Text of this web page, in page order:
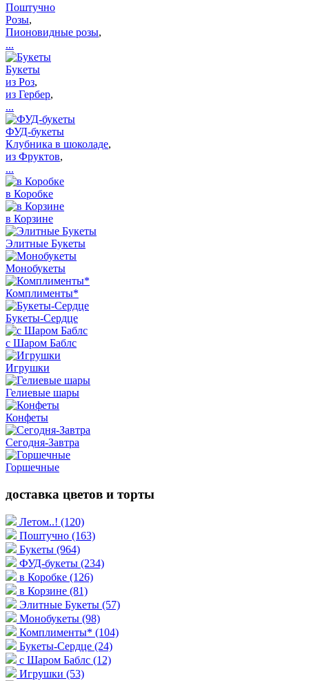
Поштучно
Розы,
Пионовидные розы,
...
Букеты
из Роз,
из Гербер,
...
ФУД-букеты
Клубника в шоколаде,
из Фруктов,
...
в Коробке
в Корзине
Элитные Букеты
Монобукеты
Комплименты*
Букеты-Сердце
с Шаром Баблс
Игрушки
Гелиевые шары
Конфеты
Сегодня-Завтра
Горшечные
доставка цветов и торты
Летом..! (120)
Поштучно (163)
Букеты (964)
ФУД-букеты (234)
в Коробке (126)
в Корзине (81)
Элитные Букеты (57)
Монобукеты (98)
Комплименты* (104)
Букеты-Сердце (24)
с Шаром Баблс (12)
Игрушки (53)